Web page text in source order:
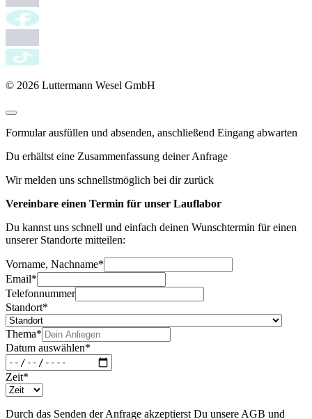
© 2026 Luttermann Wesel GmbH
Formular ausfüllen und absenden, anschließend Eingang abwarten
Du erhältst eine Zusammenfassung deiner Anfrage
Wir melden uns schnellstmöglich bei dir zurück
Vereinbare einen Termin für unser Lauflabor
Du kannst uns schnell und einfach deinen Wunschtermin für einen
unserer Standorte mitteilen:
Vorname, Nachname*
Email*
Telefonnummer
Standort*
Thema*
Datum auswählen*
Zeit*
Durch das Senden der Anfrage akzeptierst Du unsere AGB und